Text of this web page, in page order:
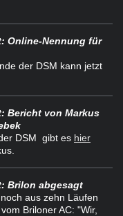
Online-Nennung für
der DSM kann jetzt
Bericht von Markus
DSM gibt es hier
Brilon abgesagt
aus zehn Läufen
Briloner AC: "Wir,